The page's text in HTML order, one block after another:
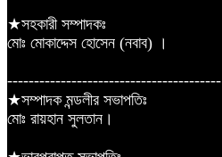
★সহকারী সম্পাদকঃ
মোঃ মোকাদ্দেস হোসেন (নবাব) ।
----------------------------------------
★সম্পাদক মন্ডলীর সভাপতিঃ
মোঃ রায়হান সুলতান।